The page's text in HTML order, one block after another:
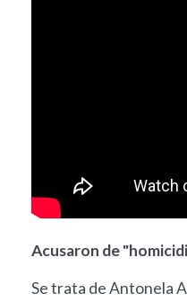
Acusaron de
Se trata de Antonela